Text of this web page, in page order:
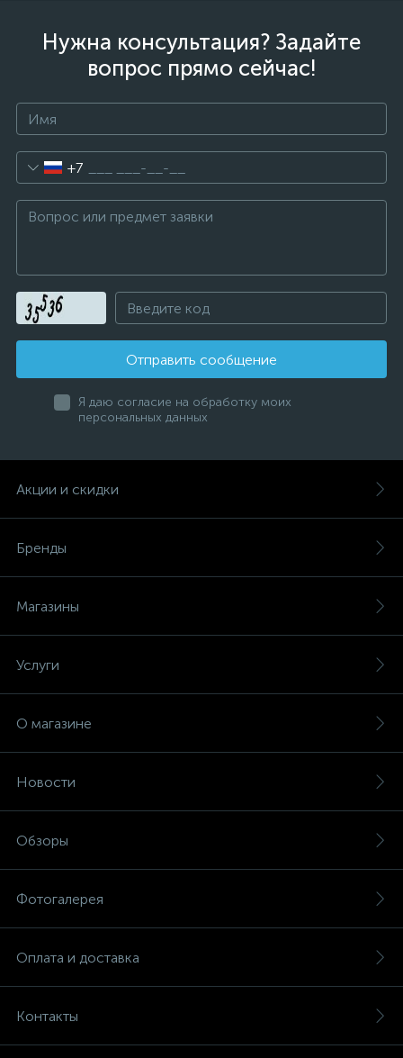
Нужна консультация? Задайте
вопрос прямо сейчас!
+7
Отправить сообщение
Я даю согласие на обработку моих
персональных данных
Акции и скидки
Бренды
Магазины
Услуги
О магазине
Новости
Обзоры
Фотогалерея
Оплата и доставка
Контакты